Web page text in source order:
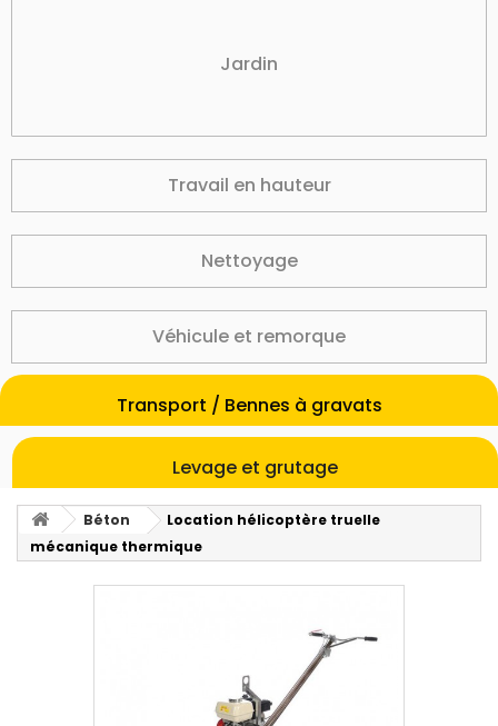
Jardin
Travail en hauteur
Nettoyage
Véhicule et remorque
Transport / Bennes à gravats
Levage et grutage
Béton
Location hélicoptère truelle
mécanique thermique